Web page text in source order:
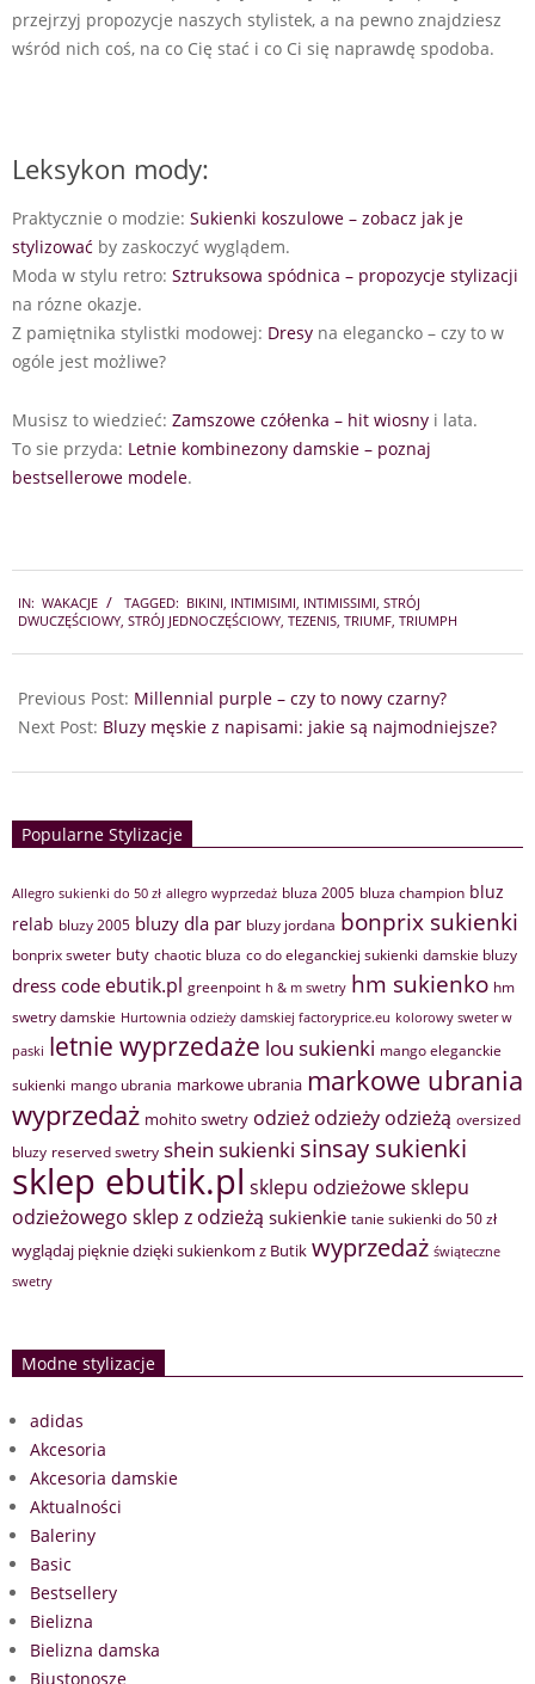
przejrzyj propozycje naszych stylistek, a na pewno znajdziesz
wśród nich coś, na co Cię stać i co Ci się naprawdę spodoba.
Leksykon mody:
Praktycznie o modzie: Sukienki koszulowe – zobacz jak je
stylizować by zaskoczyć wyglądem.
Moda w stylu retro: Sztruksowa spódnica – propozycje stylizacji
na rózne okazje.
Z pamiętnika stylistki modowej: Dresy na elegancko – czy to w
ogóle jest możliwe?
Musisz to wiedzieć: Zamszowe czółenka – hit wiosny i lata.
To sie przyda: Letnie kombinezony damskie – poznaj
bestsellerowe modele.
07-
IN: WAKACJE TAGGED: BIKINI, INTIMISIMI, INTIMISSIMI, STRÓJ
DWUCZĘŚCIOWY, STRÓJ JEDNOCZĘŚCIOWY, TEZENIS, TRIUMF, TRIUMPH
Previous Post: Millennial purple – czy to nowy czarny?
Next Post: Bluzy męskie z napisami: jakie są najmodniejsze?
Popularne Stylizacje
Allegro sukienki do 50 zł allegro wyprzedaż bluza 2005 bluza champion bluz
relab bluzy 2005 bluzy dla par bluzy jordana bonprix sukienki
bonprix sweter buty chaotic bluza co do eleganckiej sukienki damskie bluzy
dress code ebutik.pl greenpoint h & m swetry hm sukienko hm
swetry damskie Hurtownia odzieży damskiej factoryprice.eu kolorowy sweter w
paski letnie wyprzedaże lou sukienki mango eleganckie
sukienki mango ubrania markowe ubrania markowe ubrania
wyprzedaż mohito swetry odzież odzieży odzieżą oversized
bluzy reserved swetry shein sukienki sinsay sukienki
sklep ebutik.pl sklepu odzieżowesklepu
odzieżowego sklep z odzieżą sukienkie tanie sukienki do 50 zł
wyglądaj pięknie dzięki sukienkom z Butik wyprzedaż świąteczne
swetry
Modne stylizacje
adidas
Akcesoria
Akcesoria damskie
Aktualności
Baleriny
Basic
Bestsellery
Bielizna
Bielizna damska
Biustonosze